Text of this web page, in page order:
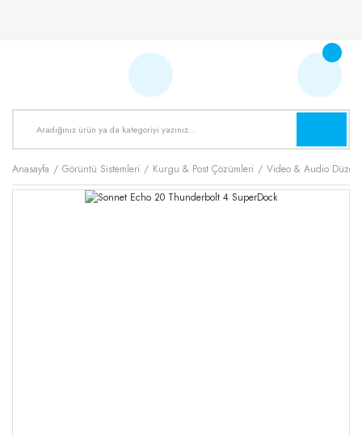
Anasayfa Görüntü Sistemleri Kurgu & Post Çözümleri Video & Audio